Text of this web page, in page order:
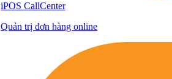
iPOS CallCenter
Quản trị đơn hàng online